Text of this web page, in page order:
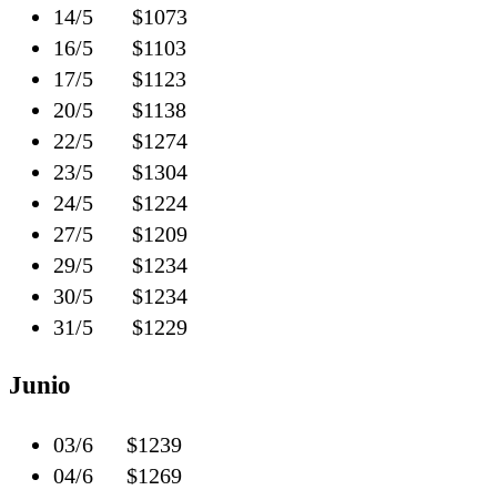
14/5 $1073
16/5 $1103
17/5 $1123
20/5 $1138
22/5 $1274
23/5 $1304
24/5 $1224
27/5 $1209
29/5 $1234
30/5 $1234
31/5 $1229
Junio
03/6 $1239
04/6 $1269